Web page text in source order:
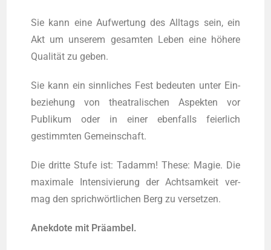
Sie kann eine Auf­wer­tung des All­tags sein, ein
Akt um unse­rem gesam­ten Leben eine höhere
Qualität zu geben.
Sie kann ein sinn­li­ches Fest bedeu­ten unter Ein­
be­zie­hung von thea­tra­li­schen Aspek­ten vor
Publi­kum oder in einer eben­falls fei­er­lich
gestimm­ten Gemeinschaft.
Die drit­te Stu­fe ist: Tadamm! The­se: Magie. Die
maxi­ma­le Inten­si­vie­rung der Acht­sam­keit ver­
mag den sprichwörtlichen Berg zu versetzen.
Anek­do­te mit Präambel.